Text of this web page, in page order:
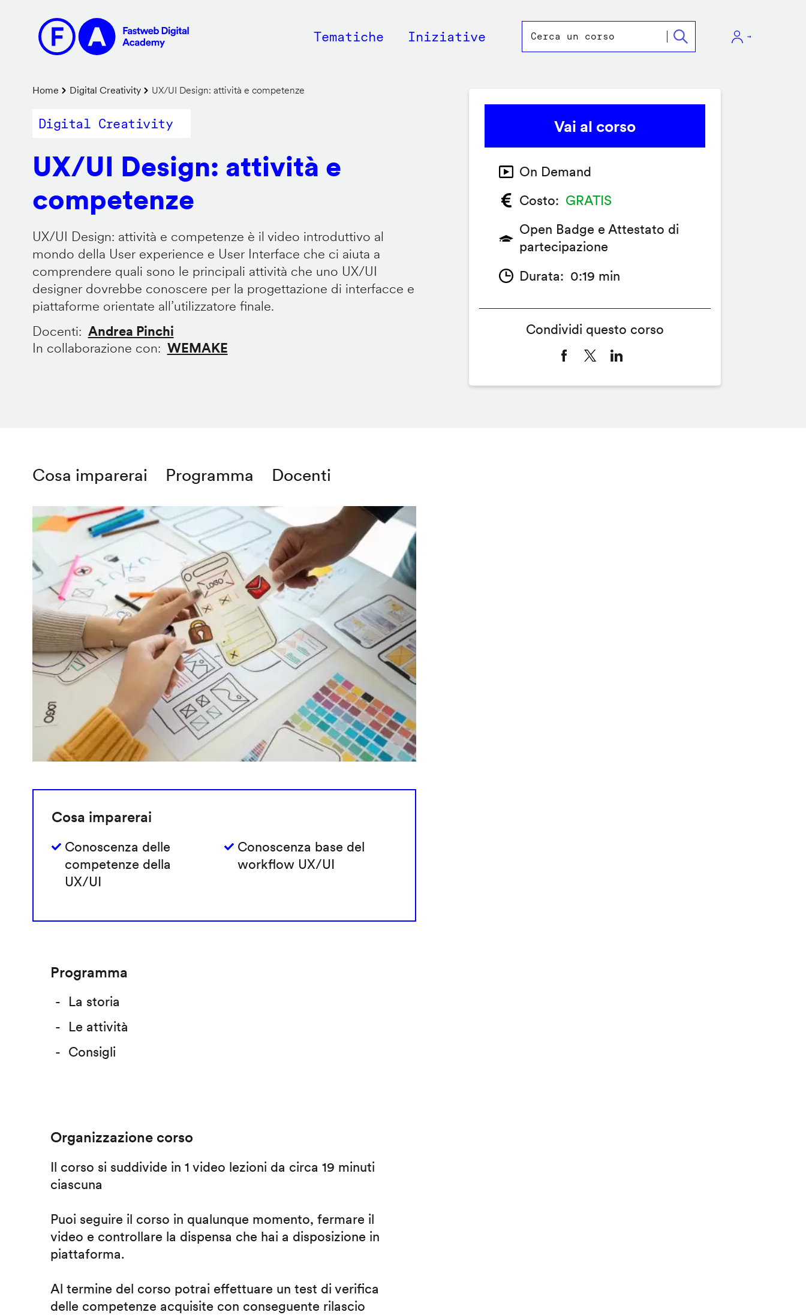
contenuto
principale
Main
Tematiche Iniziative
Briciole
di
Home Digital Creativity UX/UI Design: attività e competenze
Digital Creativity
UX/UI Design: attività e
competenze
UX/UI Design: attività e competenze è il video introduttivo al
mondo della User experience e User Interface che ci aiuta a
comprendere quali sono le principali attività che uno UX/UI
designer dovrebbe conoscere per la progettazione di interfacce e
piattaforme orientate all’utilizzatore finale.
Docenti
Andrea Pinchi
In collaborazione con
WEMAKE
Cosa imparerai Programma Docenti
Cosa imparerai
Conoscenza delle
competenze della
UX/UI
Conoscenza base del
workflow UX/UI
Programma
La storia
Le attività
Consigli
Organizzazione corso
Il corso si suddivide in 1 video lezioni da circa 19 minuti
ciascuna
Puoi seguire il corso in qualunque momento, fermare il
video e controllare la dispensa che hai a disposizione in
piattaforma.
Al termine del corso potrai effettuare un test di verifica
delle competenze acquisite con conseguente rilascio
Vai al corso
On Demand
Costo
GRATIS
Open Badge e Attestato di
partecipazione
Durata
0:19 min
Condividi questo corso